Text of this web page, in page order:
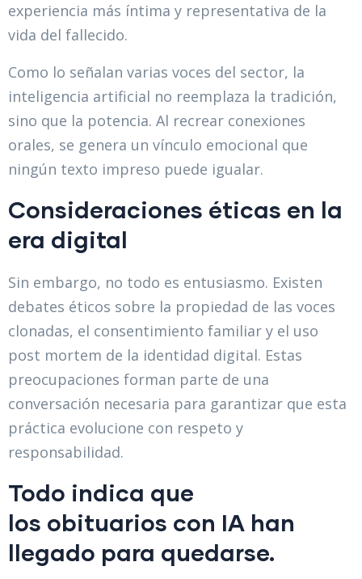
experiencia más íntima y representativa de la
vida del fallecido.
Como lo señalan varias voces del sector, la
inteligencia artificial no reemplaza la tradición,
sino que la potencia. Al recrear conexiones
orales, se genera un vínculo emocional que
ningún texto impreso puede igualar.
Consideraciones éticas en la
era digital
Sin embargo, no todo es entusiasmo. Existen
debates éticos sobre la propiedad de las voces
clonadas, el consentimiento familiar y el uso
post mortem de la identidad digital. Estas
preocupaciones forman parte de una
conversación necesaria para garantizar que esta
práctica evolucione con respeto y
responsabilidad.
Todo indica que
los obituarios con IA han
llegado para quedarse.